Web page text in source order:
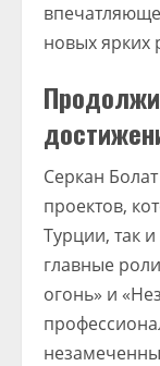
новых ярких
Серкан
проектов,
Турции, так
главные
огонь» и